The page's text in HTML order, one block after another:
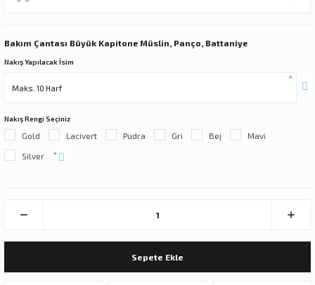
Bakım Çantası Büyük Kapitone Müslin, Panço, Battaniye
Nakış Yapılacak İsim
*
Nakış Rengi Seçiniz
Gold Lacivert Pudra Gri Bej Mavi
Silver *
Sepete Ekle